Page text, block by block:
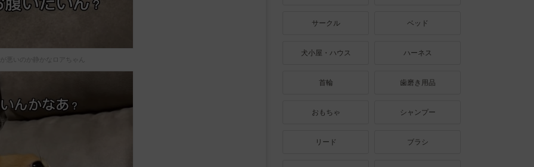
サークル ベッド
犬小屋・ハウス ハーネス
首輪 歯磨き用品
おもちゃ シャンプー
リード ブラシ